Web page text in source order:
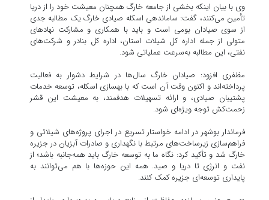
وی با بیان اینکه بخشی از جامعه خارگ همچنان معیشت خود را از دریا
تأمین می‌کنند، گفت: ساماندهی اسکله صیادی خارگ یک مطالبه جدی
از سوی صیادان بومی است و باید با همکاری و مشارکت نهادهای
متولی از جمله اداره کل شیلات استان، اداره کل بنادر و شرکت‌های
نفتی، این مطالبه به‌سرعت عملیاتی شود.
مظفری افزود: صیادان خارگ سال‌ها در شرایط دشوار به فعالیت
پرداخته‌اند و اکنون وقت آن است که با بهسازی اسکله، توسعه خدمات
پشتیبان صیادی، و ارائه تسهیلات هدفمند، به معیشت این قشر
زحمت‌کش توجه ویژه‌ای شود.
فرماندار بوشهر در ادامه خواستار تسریع در اجرای پروژه‌های شیلاتی و
فراهم‌سازی زیرساخت‌های مرتبط با نگهداری و صادرات آبزیان در جزیره
خارگ شد و تأکید کرد: نگاه ما به توسعه خارگ باید همه‌جانبه باشد؛ از
نفت و انرژی تا دریا و صید. همه این حوزه‌ها با هم می‌توانند به
پایداری توسعه‌ای جزیره کمک کنند.